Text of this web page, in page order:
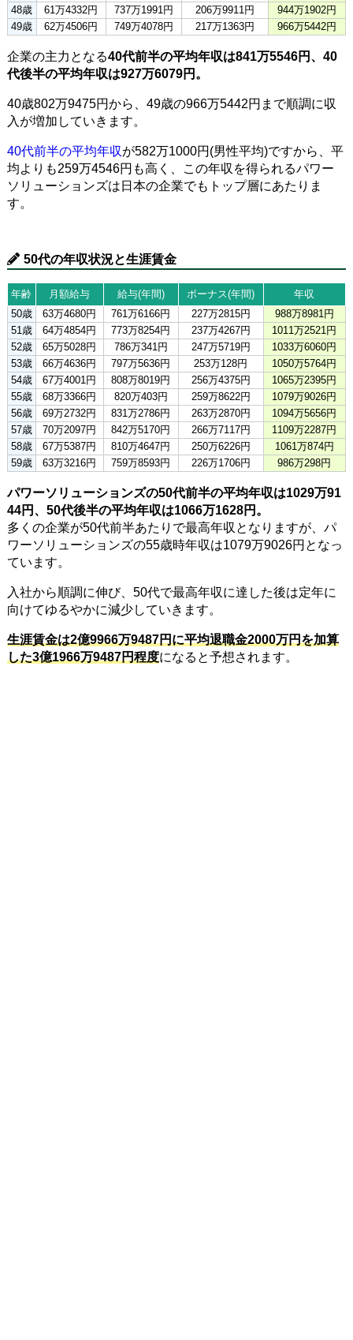
48歳
61万4332円 737万1991円 206万9911円
944万1902円
49歳
62万4506円 749万4078円 217万1363円 966万5442円
企業の主力となる40代前半の平均年収は841万5546円、40
代後半の平均年収は927万6079円。
40歳802万9475円から、49歳の966万5442円まで順調に収
入が増加していきます。
40代前半の平均年収が582万1000円(男性平均)ですから、平
均よりも259万4546円も高く、この年収を得られるパワー
ソリューションズは日本の企業でもトップ層にあたりま
す。
50代の年収状況と生涯賃金
年齢 月額給与 給与(年間) ボーナス(年間)
年収
50歳
63万4680円 761万6166円 227万2815円
988万8981円
51歳
64万4854円 773万8254円 237万4267円
1011万2521円
52歳
65万5028円 786万341円 247万5719円
1033万6060円
53歳
66万4636円 797万5636円 253万128円
1050万5764円
54歳
67万4001円 808万8019円 256万4375円
1065万2395円
55歳
68万3366円 820万403円 259万8622円
1079万9026円
56歳
69万2732円 831万2786円 263万2870円
1094万5656円
57歳
70万2097円 842万5170円 266万7117円
1109万2287円
58歳
67万5387円 810万4647円 250万6226円
1061万874円
59歳
63万3216円 759万8593円 226万1706円 986万298円
パワーソリューションズの50代前半の平均年収は1029万91
44円、50代後半の平均年収は1066万1628円。
多くの企業が50代前半あたりで最高年収となりますが、パ
ワーソリューションズの55歳時年収は1079万9026円となっ
ています。
入社から順調に伸び、50代で最高年収に達した後は定年に
向けてゆるやかに減少していきます。
生涯賃金は2億9966万9487円に平均退職金2000万円を加算
した3億1966万9487円程度になると予想されます。